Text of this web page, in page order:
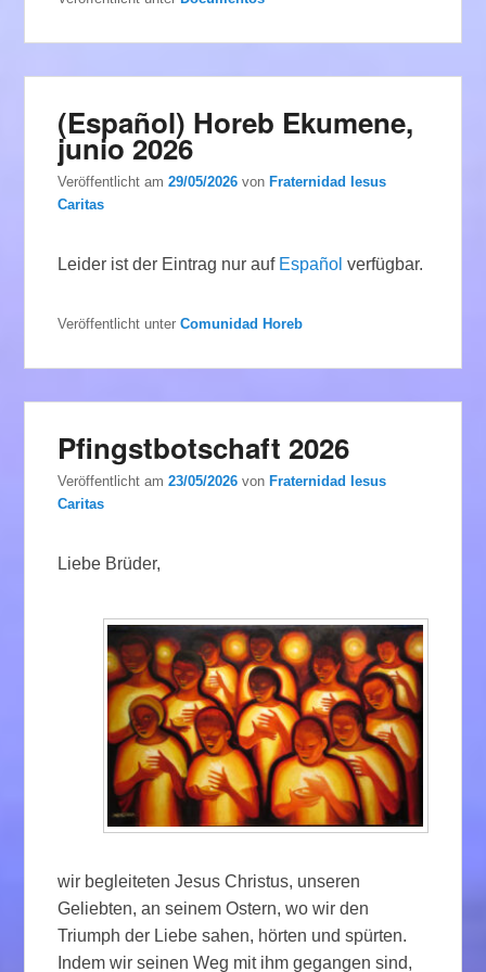
(Español) Horeb Ekumene,
junio 2026
Veröffentlicht am29/05/2026 von Fraternidad Iesus
Caritas
Leider ist der Eintrag nur auf Español verfügbar.
Veröffentlicht unter Comunidad Horeb
Pfingstbotschaft 2026
Veröffentlicht am23/05/2026 von Fraternidad Iesus
Caritas
Liebe Brüder,
wir begleiteten Jesus Christus, unseren
Geliebten, an seinem Ostern, wo wir den
Triumph der Liebe sahen, hörten und spürten.
Indem wir seinen Weg mit ihm gegangen sind,